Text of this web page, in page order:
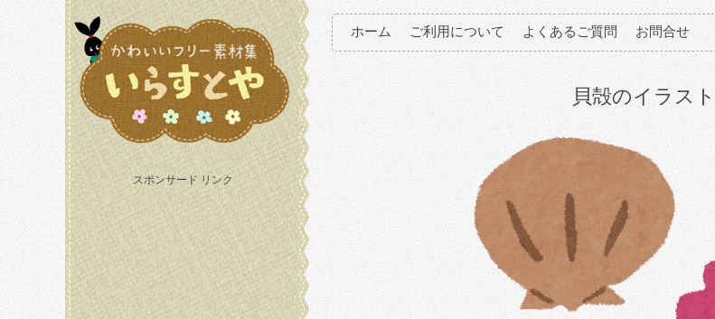
スポンサード リンク
ホーム ご利用について よくあるご質問 お問合せ
貝殻のイラスト